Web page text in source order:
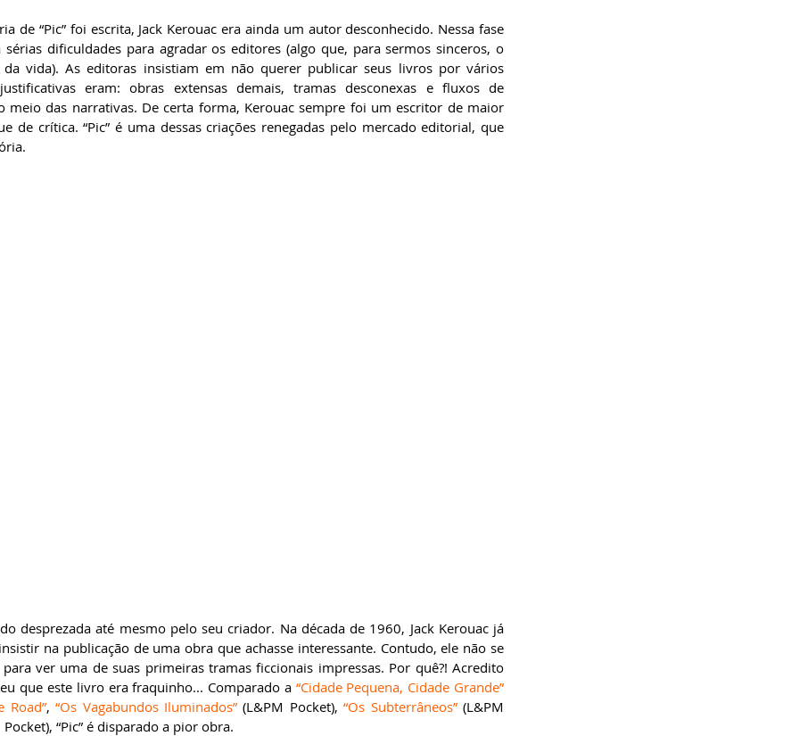
de “Pic” foi escrita, Jack Kerouac era ainda um autor desconhecido. Nessa fase
dificuldades para agradar os editores (algo que, para sermos sinceros, o
vida). As editoras insistiam em não querer publicar seus livros por vários
eram: obras extensas demais, tramas desconexas e fluxos de
meio das narrativas. De certa forma, Kerouac sempre foi um escritor de maior
de crítica. “Pic” é uma dessas criações renegadas pelo mercado editorial, que
desprezada até mesmo pelo seu criador. Na década de 1960, Jack Kerouac já
na publicação de uma obra que achasse interessante. Contudo, ele não se
ver uma de suas primeiras tramas ficcionais impressas. Por quê?! Acredito
que este livro era fraquinho... Comparado a “Cidade Pequena, Cidade Grande”
Road”, “Os Vagabundos Iluminados” (L&PM Pocket), “Os Subterrâneos” (L&PM
Pocket), “Pic” é disparado a pior obra.